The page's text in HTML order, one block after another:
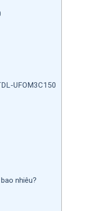
UFOM3C150
nhiêu?